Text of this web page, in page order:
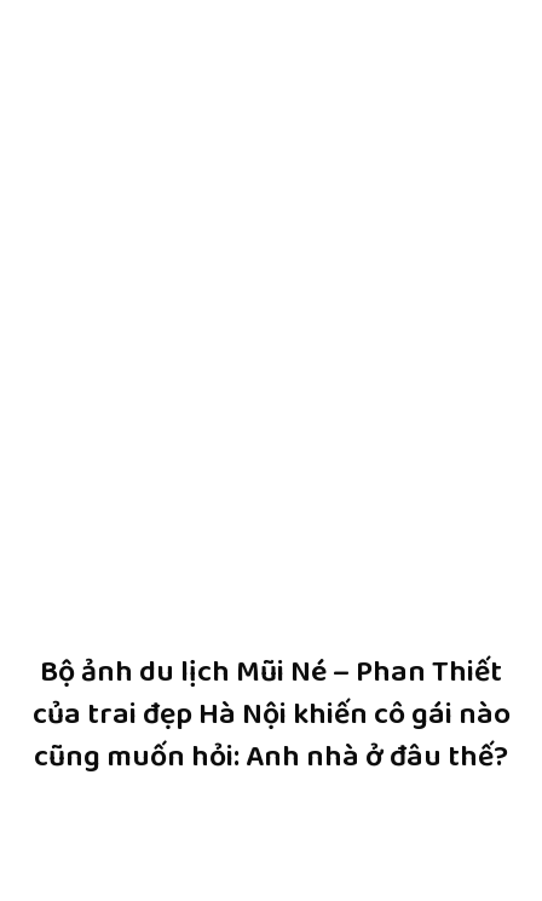
Bộ ảnh du lịch Mũi Né – Phan Thiết
của trai đẹp Hà Nội khiến cô gái nào
cũng muốn hỏi: Anh nhà ở đâu thế?